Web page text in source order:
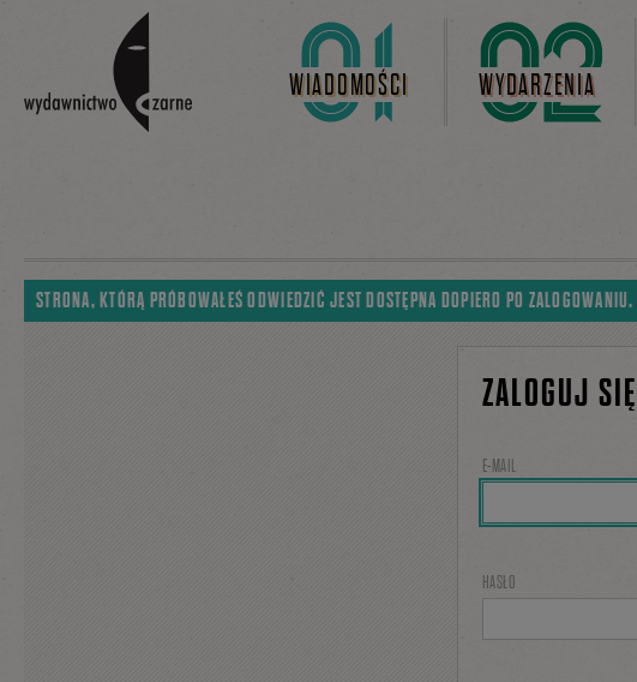
WIADOMOŚCI WYDARZENIA
STRONA, KTÓRĄ PRÓBOWAŁEŚ ODWIEDZIĆ JEST DOSTĘPNA DOPIERO PO ZALOGOWANIU.
ZALOGUJ SIĘ
E-MAIL
HASŁO